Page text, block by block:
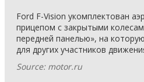
Ford F-Vision укомплектован
прицепом с закрытыми
передней панелью», на
для других участников
Source: motor.ru